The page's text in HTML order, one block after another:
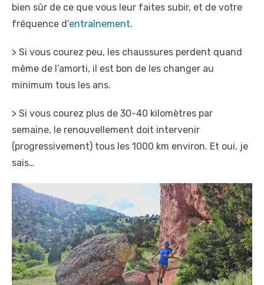
bien sûr de ce que vous leur faites subir, et de votre
fréquence d’entraînement.
> Si vous courez peu, les chaussures perdent quand
même de l’amorti, il est bon de les changer au
minimum tous les ans.
> Si vous courez plus de 30-40 kilomètres par
semaine, le renouvellement doit intervenir
(progressivement) tous les 1000 km environ. Et oui, je
sais…